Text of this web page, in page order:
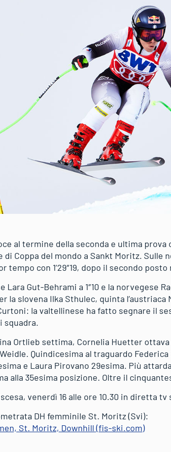
al termine della seconda e ultima
Coppa del mondo a Sankt Moritz. Sulle
tempo con 1’29″19, dopo il secondo
Lara Gut-Behrami a 1″10 e la norvegese
la slovena Ilka Sthulec, quinta l’austriaca
la valtellinese ha fatto segnare il
squadra.
Ortlieb settima, Cornelia Huetter ottava
Quindicesima al traguardo
e Laura Pirovano 29esima. Più
alla 35esima posizione. Oltre il
venerdì 16 alle ore 10.30 in diretta
DH femminile St. Moritz (Svi):
St. Moritz, Downhill (fis-ski.com)